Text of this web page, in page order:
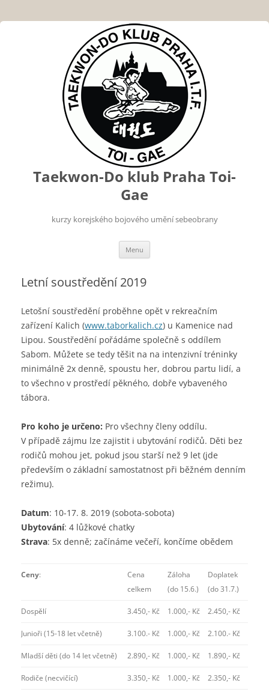
Taekwon-Do klub Praha Toi-
Gae
kurzy korejského bojového umění sebeobrany
Menu
Letní soustředění 2019
Letošní soustředění proběhne opět v rekreačním
zařízení Kalich (www.taborkalich.cz) u Kamenice nad
Lipou. Soustředění pořádáme společně s oddílem
Sabom. Můžete se tedy těšit na na intenzivní tréninky
minimálně 2x denně, spoustu her, dobrou partu lidí, a
to všechno v prostředí pěkného, dobře vybaveného
tábora.
Pro koho je určeno: Pro všechny členy oddílu.
V případě zájmu lze zajistit i ubytování rodičů. Děti bez
rodičů mohou jet, pokud jsou starší než 9 let (jde
především o základní samostatnost při běžném denním
režimu).
Datum: 10-17. 8. 2019 (sobota-sobota)
Ubytování: 4 lůžkové chatky
Strava: 5x denně; začínáme večeří, končíme obědem
Ceny:
Cena
celkem
Záloha
(do 15.6.)
Doplatek
(do 31.7.)
Dospělí 3.450,- Kč 1.000,- Kč 2.450,- Kč
Junioři (15-18 let včetně) 3.100.- Kč 1.000,- Kč 2.100.- Kč
Mladší děti (do 14 let včetně) 2.890,- Kč 1.000,- Kč 1.890,- Kč
Rodiče (necvičící) 3.350,- Kč 1.000,- Kč 2.350,- Kč